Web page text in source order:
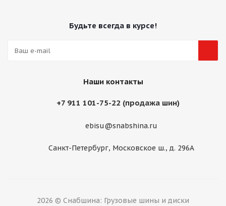
Будьте всегда в курсе!
Наши контакты
+7 911 101-75-22 (продажа шин)
ebisu@snabshina.ru
Санкт-Петербург, Московское ш., д. 296А
2026 © Снабшина: Грузовые шины и диски